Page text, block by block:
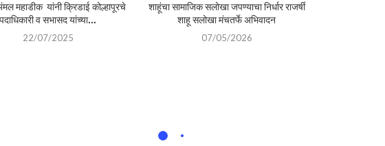
महाडीक यांनी क्रिडाई कोल्हापूरचे
पदाधिकारी व सभासद यांच्या...
22/07/2025
शाहूंचा सामाजिक सलोखा जपण्याचा निर्धार राजर्षी
शाहू सलोखा मंचतर्फे अभिवादन
07/05/2026